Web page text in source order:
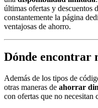
últimas ofertas y descuentos
constantemente la página
ventajosas de ahorro.
Dónde encontrar
Además de los tipos de
otras maneras de ahorrar
con ofertas que no necesitan